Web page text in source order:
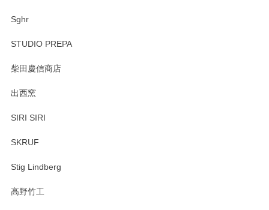
Sghr
STUDIO PREPA
柴田慶信商店
出西窯
SIRI SIRI
SKRUF
Stig Lindberg
高野竹工